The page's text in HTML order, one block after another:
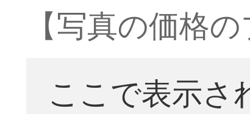
【写真の価格
ここで表示さ